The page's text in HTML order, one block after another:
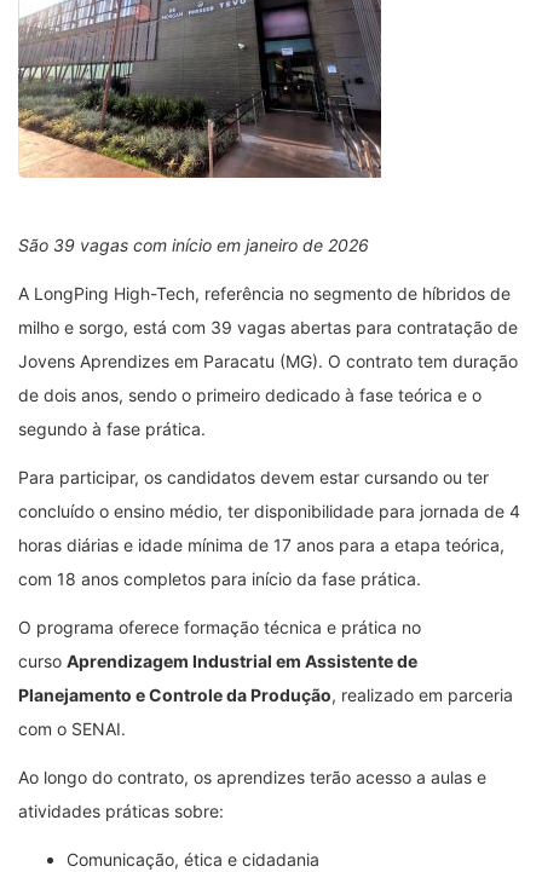
São 39 vagas com início em janeiro de 2026
A LongPing High-Tech, referência no segmento de híbridos de
milho e sorgo, está com 39 vagas abertas para contratação de
Jovens Aprendizes em Paracatu (MG). O contrato tem duração
de dois anos, sendo o primeiro dedicado à fase teórica e o
segundo à fase prática.
Para participar, os candidatos devem estar cursando ou ter
concluído o ensino médio, ter disponibilidade para jornada de 4
horas diárias e idade mínima de 17 anos para a etapa teórica,
com 18 anos completos para início da fase prática.
O programa oferece formação técnica e prática no
curso Aprendizagem Industrial em Assistente de
Planejamento e Controle da Produção, realizado em parceria
com o SENAI.
Ao longo do contrato, os aprendizes terão acesso a aulas e
atividades práticas sobre:
Comunicação, ética e cidadania